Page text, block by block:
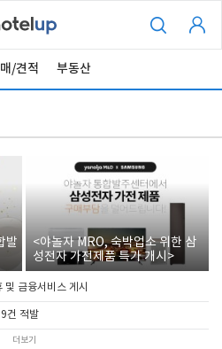
/견적 부동산
발
<야놀자 MRO, 숙박업소 위한 삼
성전자 가전제품 특가 개시>
금융서비스 게시
건 적발
더보기